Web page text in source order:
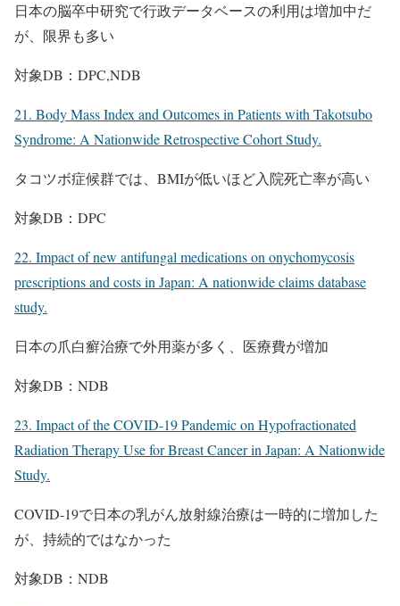
日本の脳卒中研究で行政データベースの利用は増加中だ
が、限界も多い
対象DB：DPC,NDB
21. Body Mass Index and Outcomes in Patients with Takotsubo
Syndrome: A Nationwide Retrospective Cohort Study.
タコツボ症候群では、BMIが低いほど入院死亡率が高い
対象DB：DPC
22. Impact of new antifungal medications on onychomycosis
prescriptions and costs in Japan: A nationwide claims database
study.
日本の爪白癬治療で外用薬が多く、医療費が増加
対象DB：NDB
23. Impact of the COVID-19 Pandemic on Hypofractionated
Radiation Therapy Use for Breast Cancer in Japan: A Nationwide
Study.
COVID-19で日本の乳がん放射線治療は一時的に増加した
が、持続的ではなかった
対象DB：NDB